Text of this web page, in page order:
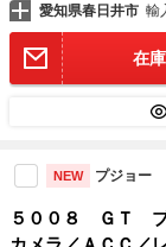
愛知県春日井市 輸
在
NEW プジョー
５００８ ＧＴ ブ